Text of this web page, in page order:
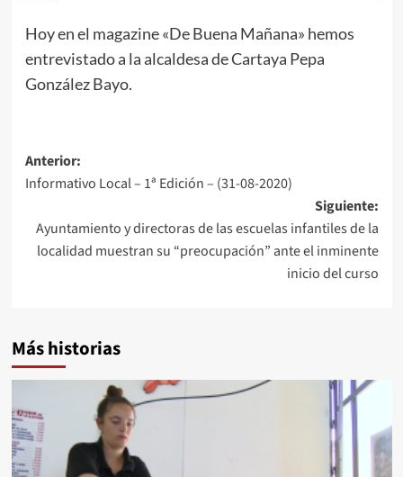
Hoy en el magazine «De Buena Mañana» hemos
entrevistado a la alcaldesa de Cartaya Pepa
González Bayo.
Anterior:
Informativo Local – 1ª Edición – (31-08-2020)
Siguiente:
Ayuntamiento y directoras de las escuelas infantiles de la
localidad muestran su “preocupación” ante el inminente
inicio del curso
Más historias